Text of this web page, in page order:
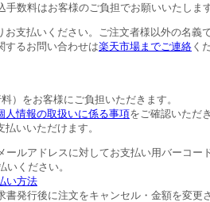
手数料はお客様のご負担でお願いいたします
支払いください。ご注文者様以外の名義
るお問い合わせは楽天市場までご連絡 く
料）をお客様にご負担いただきます。
人情報の取扱いに係る事項をご確認いただ
いいただけます。
ールアドレスに対してお支払い用バーコ
いください。
い方法
書発行後に注文をキャンセル・金額を変